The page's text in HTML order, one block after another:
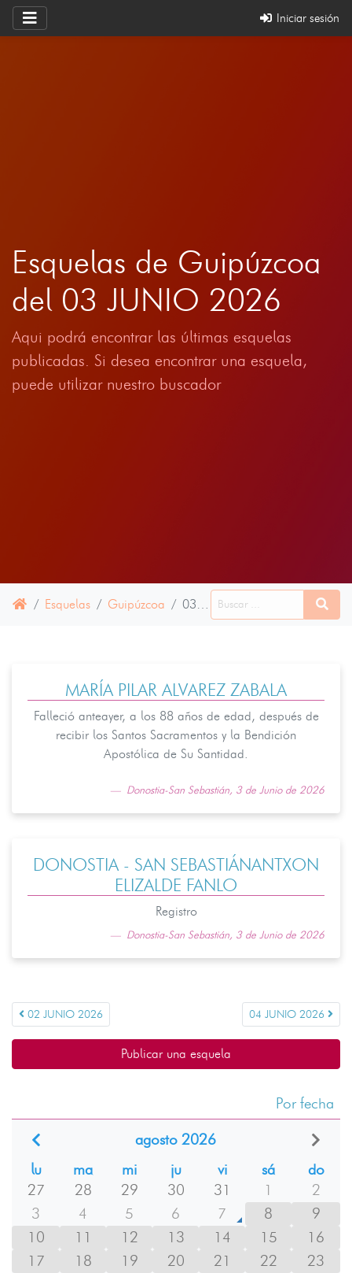
Iniciar sesión
Esquelas de Guipúzcoa
del 03 JUNIO 2026
Aqui podrá encontrar las últimas esquelas
publicadas. Si desea encontrar una esquela,
puede utilizar nuestro buscador
Esquelas Guipúzcoa 03 JUNIO 2026
MARÍA PILAR ALVAREZ ZABALA
Falleció anteayer, a los 88 años de edad, después de
recibir los Santos Sacramentos y la Bendición
Apostólica de Su Santidad.
Donostia-San Sebastián, 3 de Junio de 2026
DONOSTIA - SAN SEBASTIÁNANTXON
ELIZALDE FANLO
Registro
Donostia-San Sebastián, 3 de Junio de 2026
02 JUNIO 2026 04 JUNIO 2026
Publicar una esquela
Por fecha
agosto 2026
lu
ma mi ju vi sá
do
27
28 29 30 31 1
2
3
4 5 6 7 8
9
10
11 12 13 14 15
16
17
18 19 20 21 22
23